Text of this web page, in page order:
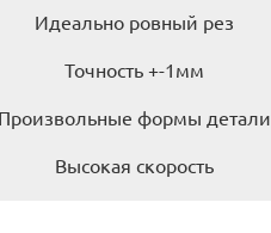
Идеально ровный рез
Точность +-1мм
формы детали
Высокая скорость